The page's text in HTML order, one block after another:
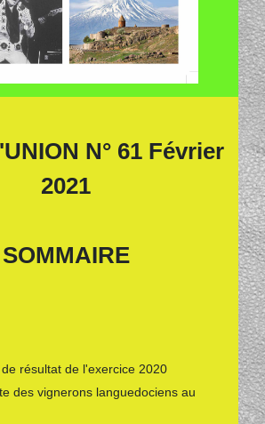
N° 61 Février
2021
SOMMAIRE
de l'exercice 2020
vignerons languedociens au